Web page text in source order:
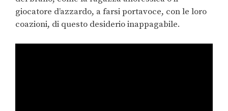
giocatore d’azzardo, a farsi portavoce, con le loro
coazioni, di questo desiderio inappagabile.